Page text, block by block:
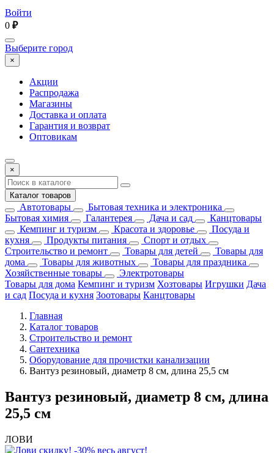
Войти
0 ₽
Выберите город
×
Акции
Распродажа
Магазины
Доставка и оплата
Гарантия и возврат
Оптовикам
×
Каталог товаров
Автотовары
Бытовая техника и электроника
Бытовая химия
Галантерея Дача и сад
Канцтовары
Кемпинг и туризм
Красота и здоровье
Посуда и
кухня
Продукты питания
Спорт и отдых
Строительство и ремонт
Товары для детей
Товары для
дома
Товары для животных
Товары для праздника
Хозяйственные товары
Электротовары
Товары для дома Кемпинг и туризм Хозтовары Игрушки Дача
и сад Посуда и кухня Зоотовары Канцтовары
Главная
Каталог товаров
Строительство и ремонт
Сантехника
Оборудование для прочистки канализации
Вантуз резиновый, диаметр 8 см, длина 25,5 см
Вантуз резиновый, диаметр 8 см, длина
25,5 см
ЛОВИ